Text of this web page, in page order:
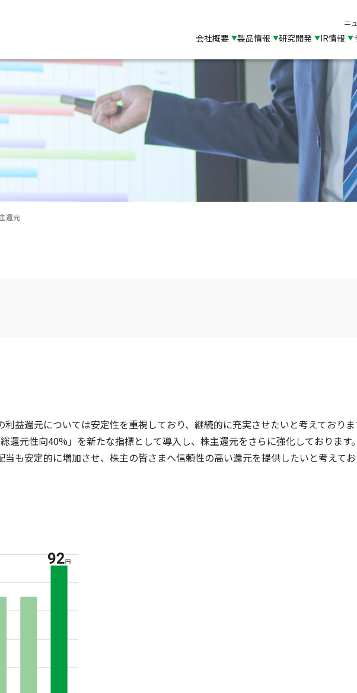
ニ
会社概要 製品情報 研究開発 IR情報
還元
利益還元については安定性を重視しており、継続的に充実させたいと考えており
還元性向40%」を新たな指標として導入し、株主還元をさらに強化しております。
も安定的に増加させ、株主の皆さまへ信頼性の高い還元を提供したいと考えてお